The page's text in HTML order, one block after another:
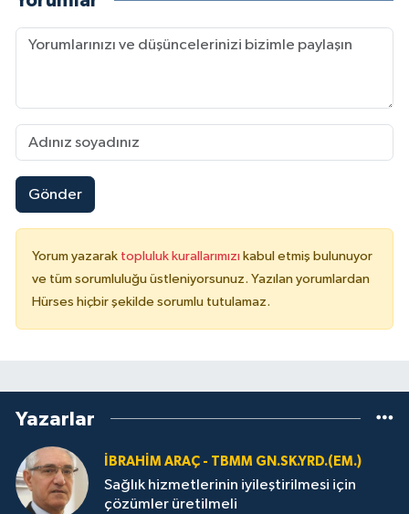
Gönder
Yorum yazarak topluluk kurallarımızı kabul etmiş bulunuyor
ve tüm sorumluluğu üstleniyorsunuz. Yazılan yorumlardan
Hürses hiçbir şekilde sorumlu tutulamaz.
Yazarlar
İBRAHIM ARAÇ - TBMM GN.SK.YRD.(EM.)
Sağlık hizmetlerinin iyileştirilmesi için
çözümler üretilmeli